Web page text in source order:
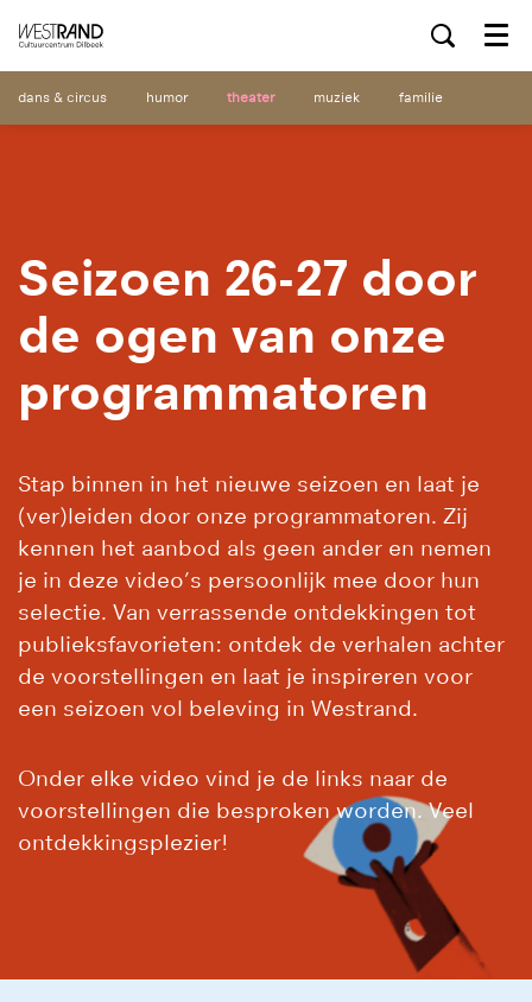
Menu
dans & circus humor theater muziek familie
Seizoen 26-27 door
de ogen van onze
programmatoren
Stap binnen in het nieuwe seizoen en laat je
(ver)leiden door onze programmatoren. Zij
kennen het aanbod als geen ander en nemen
je in deze video’s persoonlijk mee door hun
selectie. Van verrassende ontdekkingen tot
publieksfavorieten: ontdek de verhalen achter
de voorstellingen en laat je inspireren voor
een seizoen vol beleving in Westrand.
Onder elke video vind je de links naar de
voorstellingen die besproken worden. Veel
ontdekkingsplezier!